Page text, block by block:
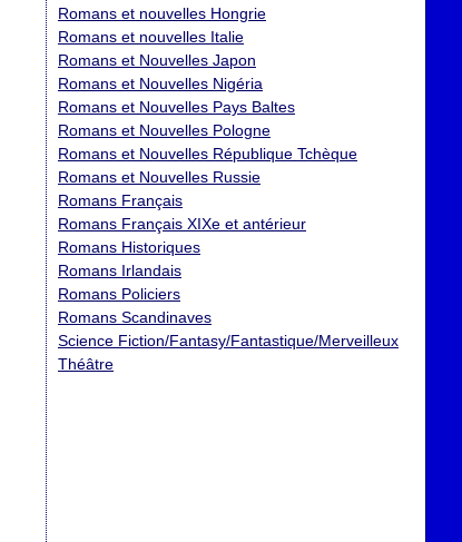
Romans et nouvelles Hongrie
Romans et nouvelles Italie
Romans et Nouvelles Japon
Romans et Nouvelles Nigéria
Romans et Nouvelles Pays Baltes
Romans et Nouvelles Pologne
Romans et Nouvelles République Tchèque
Romans et Nouvelles Russie
Romans Français
Romans Français XIXe et antérieur
Romans Historiques
Romans Irlandais
Romans Policiers
Romans Scandinaves
Science Fiction/Fantasy/Fantastique/Merveilleux
Théâtre